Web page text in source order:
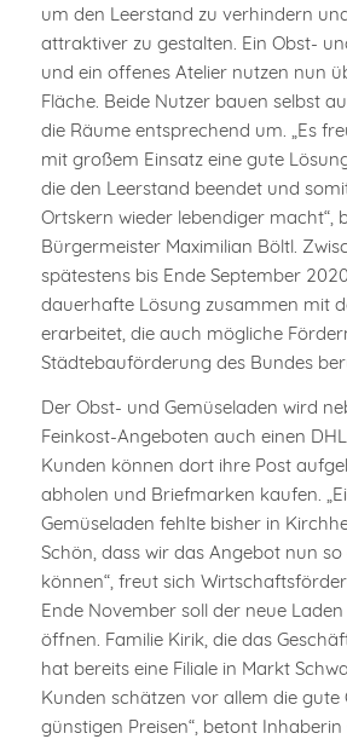
um den Leerstand zu verhindern
attraktiver zu gestalten. Ein Obst-
und ein offenes Atelier nutzen nun
Fläche. Beide Nutzer bauen selbst
die Räume entsprechend um. „Es
mit großem Einsatz eine gute
die den Leerstand beendet und
Ortskern wieder lebendiger macht“,
Bürgermeister Maximilian Böltl.
spätestens bis Ende September
dauerhafte Lösung zusammen mit
erarbeitet, die auch mögliche
Städtebauförderung des Bundes
Der Obst- und Gemüseladen wird
Feinkost-Angeboten auch einen
Kunden können dort ihre Post
abholen und Briefmarken kaufen.
Gemüseladen fehlte bisher in
Schön, dass wir das Angebot nun
können“, freut sich
Ende November soll der neue
öffnen. Familie Kirik, die das
hat bereits eine Filiale in Markt
Kunden schätzen vor allem die gute
günstigen Preisen“, betont Inhaberin